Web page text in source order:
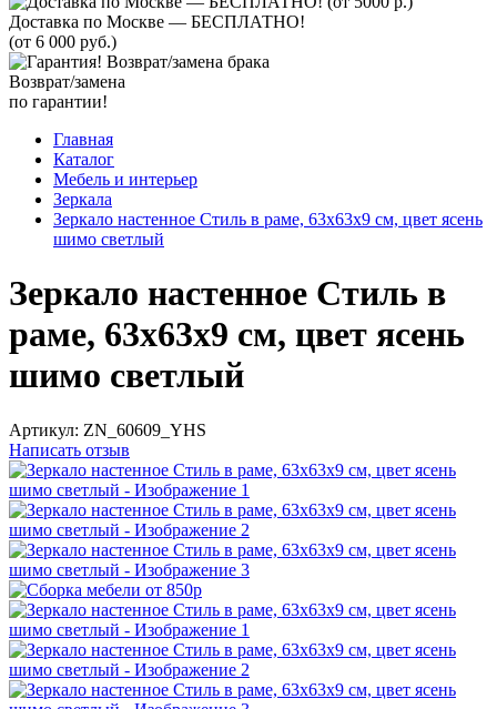
Доставка по Москве — БЕСПЛАТНО!
(от 6 000 руб.)
Возврат/замена
по гарантии!
Главная
Каталог
Мебель и интерьер
Зеркала
Зеркало настенное Стиль в раме, 63х63х9 см, цвет ясень
шимо светлый
Зеркало настенное Стиль в
раме, 63х63х9 см, цвет ясень
шимо светлый
Артикул: ZN_60609_YHS
Написать отзыв